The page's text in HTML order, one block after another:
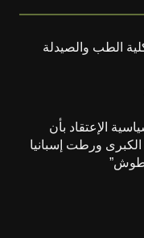
الطب والصيدلة
الإعتقاد بأن
ورطت إسبانيا